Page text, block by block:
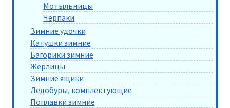
Мотыльницы
Черпаки
Зимние удочки
Катушки зимние
Багорики зимние
Жерлицы
Зимние ящики
Ледобуры, комплектующие
Поплавки зимние